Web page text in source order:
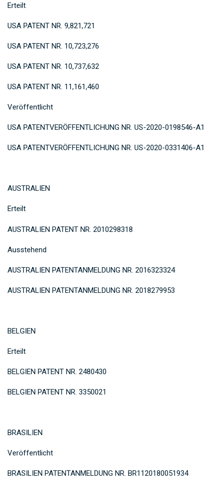
Erteilt
USA PATENT NR. 9,821,721
USA PATENT NR. 10,723,276
USA PATENT NR. 10,737,632
USA PATENT NR. 11,161,460
Veröffentlicht
USA PATENTVERÖFFENTLICHUNG NR. US-2020-0198546-A1
USA PATENTVERÖFFENTLICHUNG NR. US-2020-0331406-A1
AUSTRALIEN
Erteilt
AUSTRALIEN PATENT NR. 2010298318
Ausstehend
AUSTRALIEN PATENTANMELDUNG NR. 2016323324
AUSTRALIEN PATENTANMELDUNG NR. 2018279953
BELGIEN
Erteilt
BELGIEN PATENT NR. 2480430
BELGIEN PATENT NR. 3350021
BRASILIEN
Veröffentlicht
BRASILIEN PATENTANMELDUNG NR. BR1120180051934